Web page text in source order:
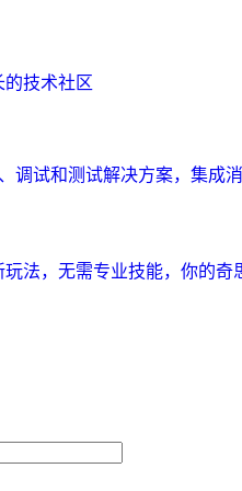
技术社区
调试和测试解决方案，集成
法，无需专业技能，你的奇